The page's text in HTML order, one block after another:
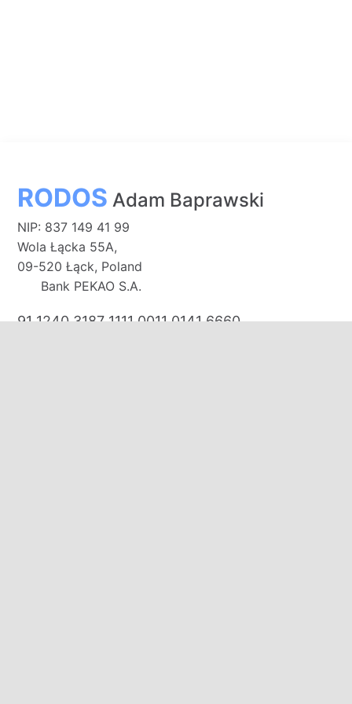
RODOS Adam Baprawski
NIP: 837 149 41 99
Wola Łącka 55A,
09-520 Łąck, Poland
Bank PEKAO S.A.
91 1240 3187 1111 0011 0141 6660